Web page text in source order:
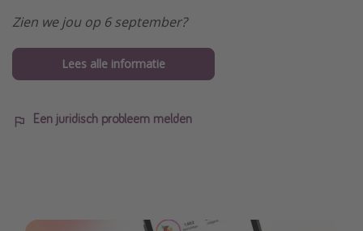
Zien we jou op 6 september?
Lees alle informatie
Een juridisch probleem melden